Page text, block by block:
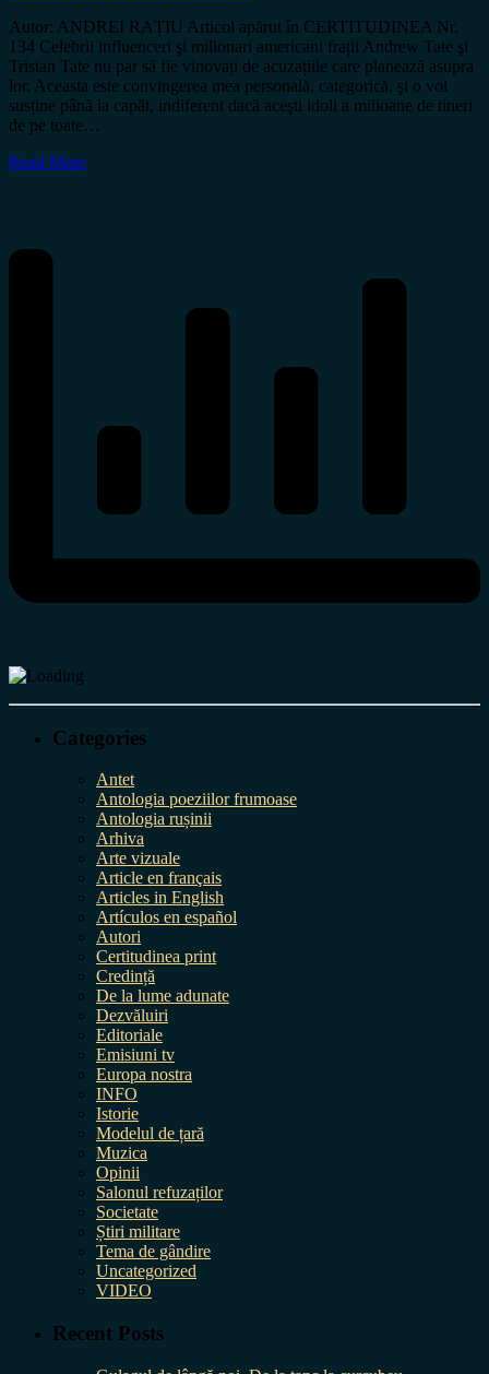
Autor: ANDREI RAȚIU Articol apărut în CERTITUDINEA Nr.
134 Celebrii influenceri şi milionari americani frații Andrew Tate şi
Tristan Tate nu par să fie vinovați de acuzațiile care planează asupra
lor. Aceasta este convingerea mea personală, categorică, şi o voi
susține până la capăt, indiferent dacă aceşti idoli a milioane de tineri
de pe toate…
Read More
Categories
Antet
Antologia poeziilor frumoase
Antologia rușinii
Arhiva
Arte vizuale
Article en français
Articles in English
Artículos en español
Autori
Certitudinea print
Credință
De la lume adunate
Dezvăluiri
Editoriale
Emisiuni tv
Europa nostra
INFO
Istorie
Modelul de țară
Muzica
Opinii
Salonul refuzaților
Societate
Știri militare
Tema de gândire
Uncategorized
VIDEO
Recent Posts